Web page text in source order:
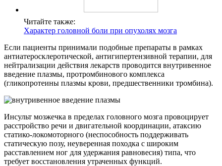
Читайте также:
Характер головной боли при опухолях мозга
Если пациенты принимали подобные препараты в рамках
антиатеросклеротической, антигипертензивной терапии, для
нейтрализации действия лекарств проводится внутривенное
введение плазмы, протромбинового комплекса
(гликопротеины плазмы крови, предшественники тромбина).
Инсульт мозжечка в пределах головного мозга провоцирует
расстройство речи и двигательной координации, атаксию
статико-локомоторного (неспособность поддерживать
статическую позу, неуверенная походка с широким
расставлением ног для удержания равновесия) типа, что
требует восстановления утраченных функций.